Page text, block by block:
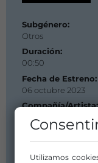
Subgénero:
Otros
Duración:
00:50
Fecha de Estreno:
06 octubre 2023
Compañía/Artista:
PORTAL 71
Distribuidor/a:
PORTAL 71
Utilizamos